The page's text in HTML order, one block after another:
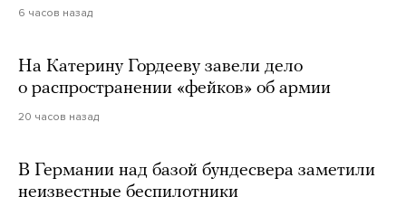
6 часов назад
На Катерину Гордееву завели дело
о распространении «фейков» об армии
20 часов назад
В Германии над базой бундесвера заметили
неизвестные беспилотники